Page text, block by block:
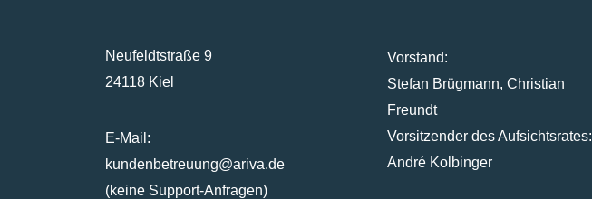
Neufeldtstraße 9
24118 Kiel
E-Mail:
kundenbetreuung@ariva.de
(keine Support-Anfragen)
Vorstand:
Stefan Brügmann, Christian
Freundt
Vorsitzender des Aufsichtsrates:
André Kolbinger